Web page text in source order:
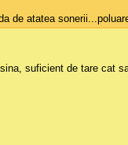
de atatea
suficient de tare cat